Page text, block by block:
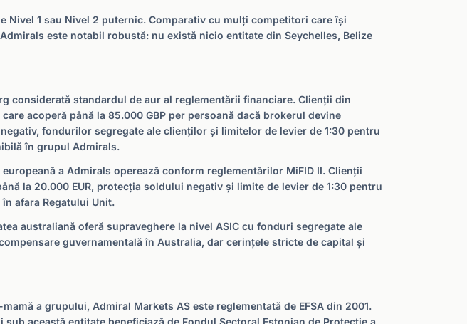
1 sau Nivel 2 puternic. Comparativ cu mulți competitori care își
este notabil robustă: nu există nicio entitate din Seychelles, Belize
considerată standardul de aur al reglementării financiare. Clienții din
acoperă până la 85.000 GBP per persoană dacă brokerul devine
fondurilor segregate ale clienților și limitelor de levier de 1:30 pentru
în grupul Admirals.
europeană a Admirals operează conform reglementărilor MiFID II. Clienții
la 20.000 EUR, protecția soldului negativ și limite de levier de 1:30 pentru
afara Regatului Unit.
australiană oferă supraveghere la nivel ASIC cu fonduri segregate ale
guvernamentală în Australia, dar cerințele stricte de capital și
a grupului, Admiral Markets AS este reglementată de EFSA din 2001.
această entitate beneficiază de Fondul Sectoral Estonian de Protecție a